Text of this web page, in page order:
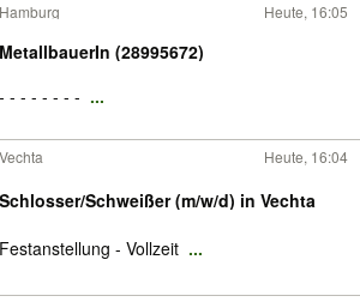
Hamburg Heute, 16:05
MetallbauerIn (28995672)
- - - - - - - - ...
Vechta Heute, 16:04
Schlosser/Schweißer (m/w/d) in Vechta
Festanstellung - Vollzeit ...